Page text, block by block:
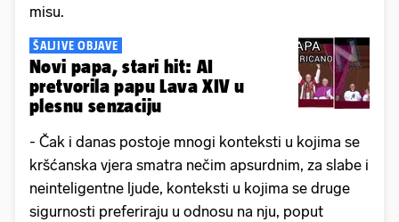
misu.
ŠALJIVE OBJAVE
Novi papa, stari hit: AI
pretvorila papu Lava XIV u
plesnu senzaciju
- Čak i danas postoje mnogi konteksti u kojima se
kršćanska vjera smatra nečim apsurdnim, za slabe i
neinteligentne ljude, konteksti u kojima se druge
sigurnosti preferiraju u odnosu na nju, poput